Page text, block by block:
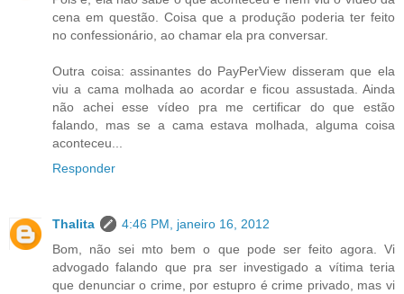
cena em questão. Coisa que a produção poderia ter feito
no confessionário, ao chamar ela pra conversar.
Outra coisa: assinantes do PayPerView disseram que ela
viu a cama molhada ao acordar e ficou assustada. Ainda
não achei esse vídeo pra me certificar do que estão
falando, mas se a cama estava molhada, alguma coisa
aconteceu...
Responder
Thalita
4:46 PM, janeiro 16, 2012
Bom, não sei mto bem o que pode ser feito agora. Vi
advogado falando que pra ser investigado a vítima teria
que denunciar o crime, por estupro é crime privado, mas vi